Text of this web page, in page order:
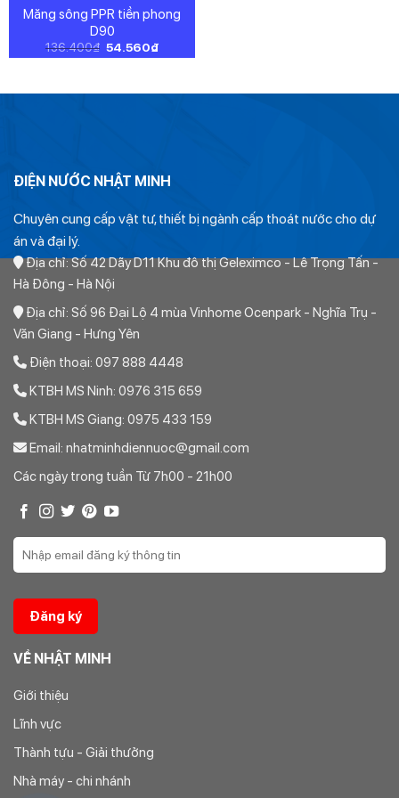
Măng sông PPR tiền phong
D90
136.400₫ Giá
gốc
54.560₫Giá
hiện
54.560₫.
ĐIỆN NƯỚC NHẬT MINH
Chuyên cung cấp vật tư, thiết bị ngành cấp thoát nước cho dự
án và đại lý.
Địa chỉ: Số 42 Dãy D11 Khu đô thị Geleximco - Lê Trọng Tấn -
Hà Đông - Hà Nội
Địa chỉ: Số 96 Đại Lộ 4 mùa Vinhome Ocenpark - Nghĩa Trụ -
Văn Giang - Hưng Yên
Điện thoại: 097 888 4448
KTBH MS Ninh: 0976 315 659
KTBH MS Giang: 0975 433 159
Email: nhatminhdiennuoc@gmail.com
Các ngày trong tuần Từ 7h00 - 21h00
VỀ NHẬT MINH
Giới thiệu
Lĩnh vực
Thành tựu - Giải thưởng
Nhà máy - chi nhánh